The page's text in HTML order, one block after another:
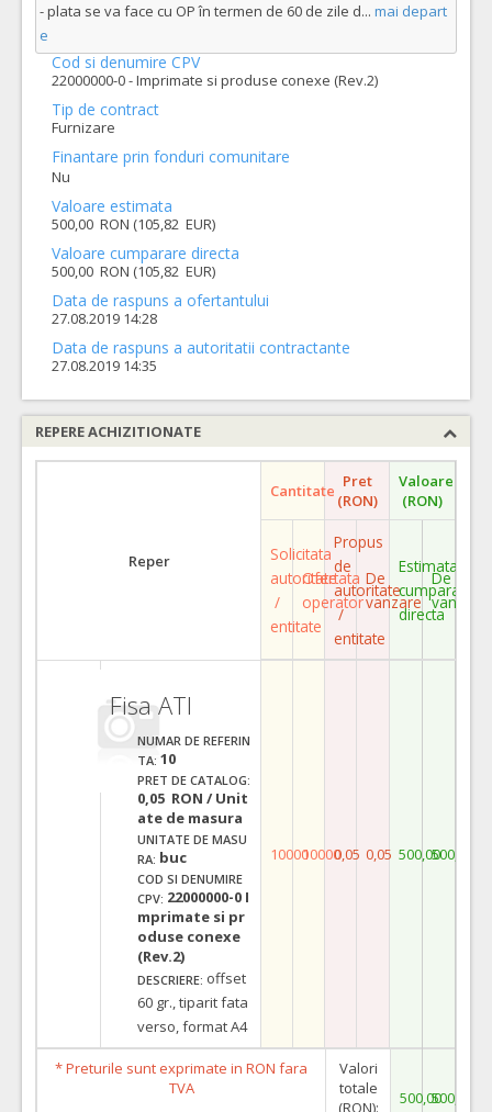
- plata se va face cu OP în termen de 60 de zile d... mai depart
e
Cod si denumire CPV
22000000-0 - Imprimate si produse conexe (Rev.2)
Tip de contract
Furnizare
Finantare prin fonduri comunitare
Nu
Valoare estimata
500,00 RON (105,82 EUR)
Valoare cumparare directa
500,00 RON (105,82 EUR)
Data de raspuns a ofertantului
27.08.2019 14:28
Data de raspuns a autoritatii contractante
27.08.2019 14:35
REPERE ACHIZITIONATE
Reper
Cantitate Pret
(RON)
Valoare
(RON)
Solicitata
autoritate
/
entitate
Ofertata
operator
Propus
de
autoritate
/
entitate
De
vanzare
Estimata
cumparare
directa
De
vanzare
Fisa ATI
NUMAR DE REFERIN
TA: 10
PRET DE CATALOG:
0,05 RON / Unit
ate de masura
UNITATE DE MASU
RA: buc
COD SI DENUMIRE
CPV: 22000000-0 I
mprimate si pr
oduse conexe
(Rev.2)
DESCRIERE: offset
60 gr., tiparit fata
verso, format A4
10000100000,05 0,05 500,00500,00
* Preturile sunt exprimate in RON fara
TVA
Valori
totale
(RON):
500,00500,00